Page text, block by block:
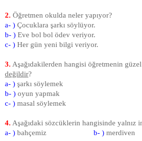
2. Öğretmen okulda neler yapıyor?
a- ) Çocuklara şarkı söylüyor.
b- ) Eve bol bol ödev veriyor.
c- ) Her gün yeni bilgi veriyor.
3. Aşağıdakilerden hangisi öğretmenin
değildir?
a- ) şarkı söylemek
b- ) oyun yapmak
c- ) masal söylemek
4. Aşağıdaki sözcüklerin hangisinde yalnız
a- ) bahçemiz b- )